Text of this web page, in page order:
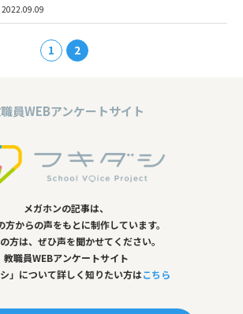
2022.09.09
1 2
員WEBアンケートサイト
メガホンの記事は、
方からの声をもとに制作しています。
方は、ぜひ声を聞かせてください。
教職員WEBアンケートサイト
シ」について詳しく知りたい方はこちら